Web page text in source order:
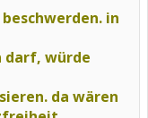
in
darf, würde
da wären